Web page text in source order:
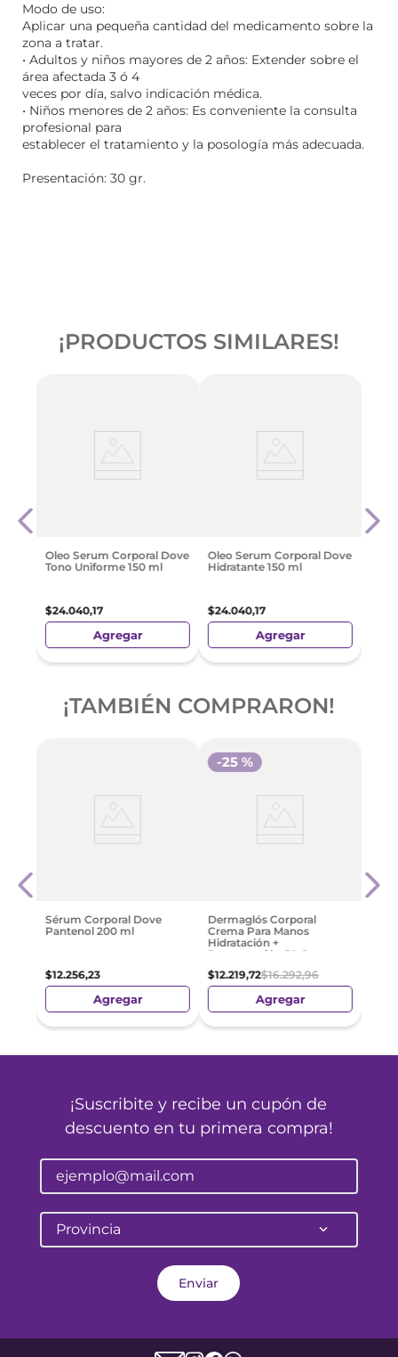
Modo de uso:
Aplicar una pequeña cantidad del medicamento sobre la
zona a tratar.
• Adultos y niños mayores de 2 años: Extender sobre el
área afectada 3 ó 4
veces por día, salvo indicación médica.
• Niños menores de 2 años: Es conveniente la consulta
profesional para
establecer el tratamiento y la posología más adecuada.
Presentación: 30 gr.
¡PRODUCTOS SIMILARES!
Oleo Serum Corporal Dove
Tono Uniforme 150 ml
$24.040,17
Agregar
Oleo Serum Corporal Dove
Hidratante 150 ml
$24.040,17
Agregar
¡TAMBIÉN COMPRARON!
Sérum Corporal Dove
Pantenol 200 ml
$12.256,23
Agregar
Dermaglós Corporal
Crema Para Manos
Hidratación +
Regeneración 50 G
$12.219,72$16.292,96
-25 %
Agregar
¡Suscribite y recibe un cupón de
descuento en tu primera compra!
Provincia
Enviar